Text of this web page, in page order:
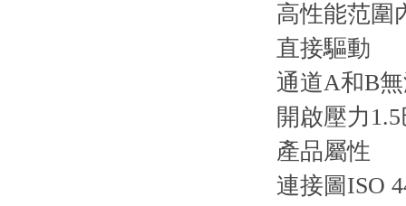
高性能范圍
直接驅動
通道A和B
開啟壓力
產品屬性
連接圖ISO